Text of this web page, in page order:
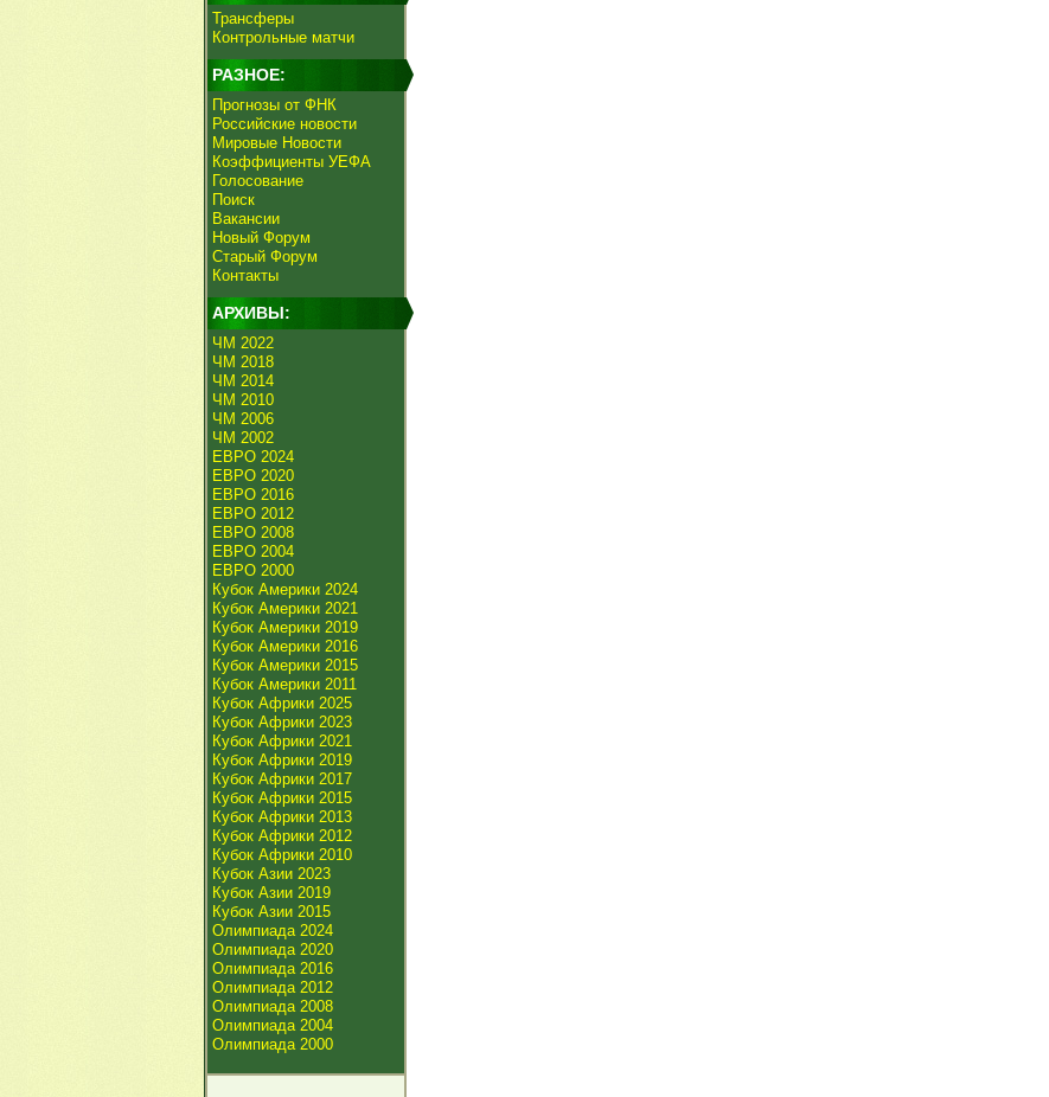
Трансферы
Контрольные матчи
РАЗНОЕ:
Прогнозы от ФНК
Российские новости
Мировые Новости
Коэффициенты УЕФА
Голосование
Поиск
Вакансии
Новый Форум
Старый Форум
Контакты
АРХИВЫ:
ЧМ 2022
ЧМ 2018
ЧМ 2014
ЧМ 2010
ЧМ 2006
ЧМ 2002
ЕВРО 2024
ЕВРО 2020
ЕВРО 2016
ЕВРО 2012
ЕВРО 2008
ЕВРО 2004
ЕВРО 2000
Кубок Америки 2024
Кубок Америки 2021
Кубок Америки 2019
Кубок Америки 2016
Кубок Америки 2015
Кубок Америки 2011
Кубок Африки 2025
Кубок Африки 2023
Кубок Африки 2021
Кубок Африки 2019
Кубок Африки 2017
Кубок Африки 2015
Кубок Африки 2013
Кубок Африки 2012
Кубок Африки 2010
Кубок Азии 2023
Кубок Азии 2019
Кубок Азии 2015
Олимпиада 2024
Олимпиада 2020
Олимпиада 2016
Олимпиада 2012
Олимпиада 2008
Олимпиада 2004
Олимпиада 2000